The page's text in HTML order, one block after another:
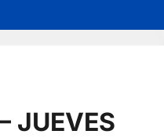
JUEVES